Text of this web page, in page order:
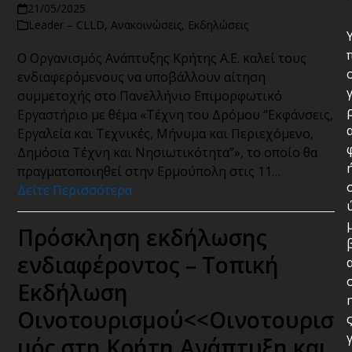
21/05/2025
Leader – CLLD,Ανακοινώσεις, Εκδηλώσεις
Ο Οργανισμός Ανάπτυξης Κρήτης Α.Ε. καλεί τους
ενδιαφερόμενους να υποβάλλουν αίτηση
συμμετοχής στο Πανελλήνιο Επιμορφωτικό
Εργαστήριο με θέμα «Τέχνη του Δρόμου “Εκφάνσεις,
Εργαλεία και Τεχνικές, Μήνυμα και Περιεχόμενο,
Δημόσια Τέχνη και Νησιωτικότητα”», το οποίο θα
πραγματοποιηθεί στην Ερμούπολη στις 11…
Δείτε Περισσότερα
Πρόσκληση εκδήλωσης
ενδιαφέροντος – Τοπική
Εκδήλωση
Οινοτουρισμού<<Οινοτουρισ
γ
ς
γ